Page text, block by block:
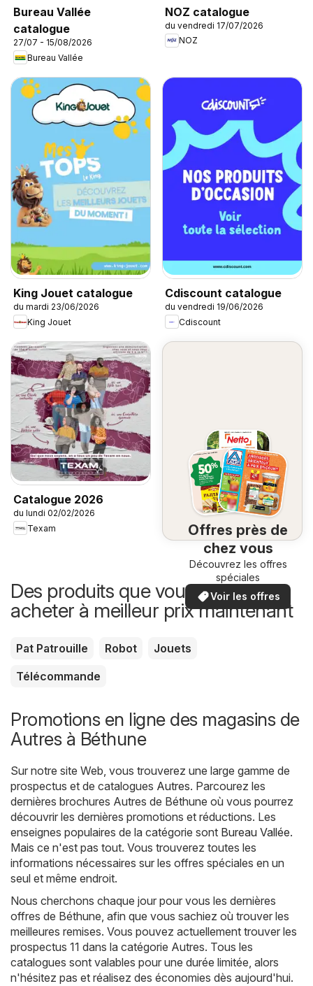
Bureau Vallée
catalogue
27/07 - 15/08/2026
Bureau Vallée
NOZ catalogue
du vendredi 17/07/2026
NOZ
King Jouet catalogue
du mardi 23/06/2026
King Jouet
Cdiscount catalogue
du vendredi 19/06/2026
Cdiscount
Catalogue 2026
du lundi 02/02/2026
Texam
Offres près de
chez vous
Découvrez les offres
spéciales
Voir les offres
Des produits que vous pouvez
acheter à meilleur prix maintenant
Pat Patrouille Robot
Jouets
Télécommande
Promotions en ligne des magasins de
Autres à Béthune
Sur notre site Web, vous trouverez une large gamme de
prospectus et de catalogues Autres. Parcourez les
dernières brochures Autres de Béthune où vous pourrez
découvrir les dernières promotions et réductions. Les
enseignes populaires de la catégorie sont Bureau Vallée.
Mais ce n'est pas tout. Vous trouverez toutes les
informations nécessaires sur les offres spéciales en un
seul et même endroit.
Nous cherchons chaque jour pour vous les dernières
offres de Béthune, afin que vous sachiez où trouver les
meilleures remises. Vous pouvez actuellement trouver les
prospectus 11 dans la catégorie Autres. Tous les
catalogues sont valables pour une durée limitée, alors
n'hésitez pas et réalisez des économies dès aujourd'hui.